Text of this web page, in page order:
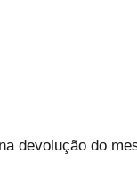
devolução do